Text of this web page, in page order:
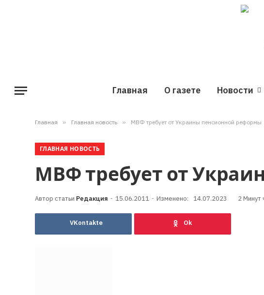
Главная О газете Новости
Главная » Главная новость » МВФ требует от Украины пенсионной реформы
ГЛАВНАЯ НОВОСТЬ
МВФ требует от
Редакция 15.06.2011 Изменено: 14.07.2023 2 Минут
VKontakte